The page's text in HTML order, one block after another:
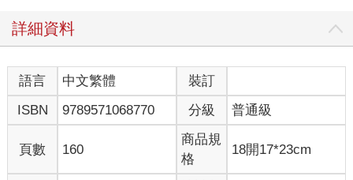
詳細資料
語言 中文繁體
裝訂
ISBN
9789571068770 分級 普通級
頁數 160
商品規
格
18開17*23cm